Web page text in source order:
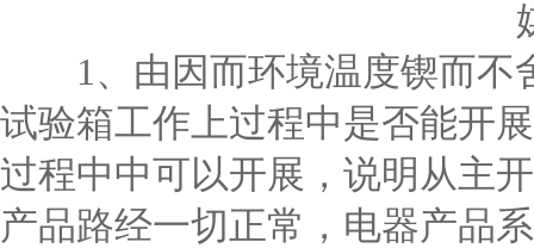
1、由因而环境温度锲而不
试验箱工作上过程中是否能开
过程中中可以开展，说明从主
产品路经一切正常，电器产品